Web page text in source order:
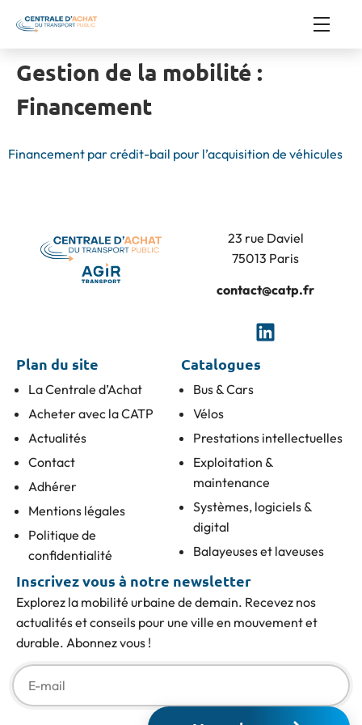
Gestion de la mobilité :
Financement
Financement par crédit-bail pour l’acquisition de véhicules
23 rue Daviel
75013 Paris
contact@catp.fr
Plan du site
La Centrale d’Achat
Acheter avec la CATP
Actualités
Contact
Adhérer
Mentions légales
Politique de
confidentialité
Catalogues
Bus & Cars
Vélos
Prestations intellectuelles
Exploitation &
maintenance
Systèmes, logiciels &
digital
Balayeuses et laveuses
Inscrivez vous à notre newsletter
Explorez la mobilité urbaine de demain. Recevez nos
actualités et conseils pour une ville en mouvement et
durable. Abonnez vous !